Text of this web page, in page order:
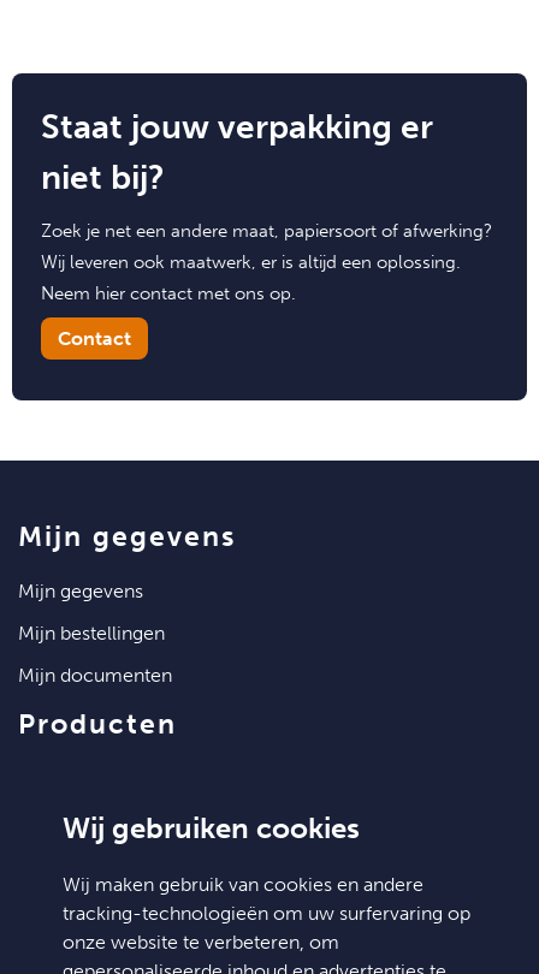
Wij gebruiken cookies
Wij maken gebruik van cookies en andere
tracking-technologieën om uw surfervaring op
onze website te verbeteren, om
Staat jouw verpakking er
niet bij?
Zoek je net een andere maat, papiersoort of afwerking?
Wij leveren ook maatwerk, er is altijd een oplossing.
Neem hier contact met ons op.
Contact
mijn gegevens
mijn gegevens
mijn bestellingen
mijn documenten
producten
klantenservice
contact
algemene voorwaarden